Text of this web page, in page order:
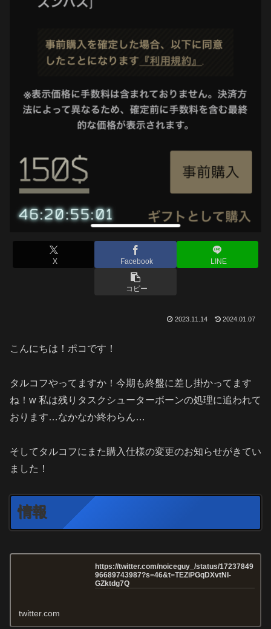
X Facebook LINE
コピー
2023.11.14 2024.01.07
こんにちは！ポコです！
タルコフやってますか！今期も終盤に差し掛かってます
ね！w 私は残りタスクシューターボーンの処理に追われて
おります…なかなか終わらん…
そしてタルコフにまた購入仕様の変更のお知らせがきてい
ました！
情報
https://twitter.com/noiceguy_/status/17237849
96689743987?s=46&t=TEZiPGqDXvtNI-
GZktdg7Q
twitter.com